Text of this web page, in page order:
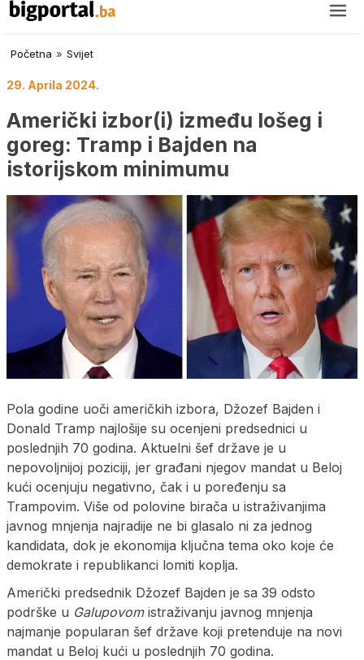
Početna » Svijet
29. Aprila 2024.
Američki izbor(i) između lošeg i
goreg: Tramp i Bajden na
istorijskom minimumu
Pola godine uoči američkih izbora, Džozef Bajden i
Donald Tramp najlošije su ocenjeni predsednici u
poslednjih 70 godina. Aktuelni šef države je u
nepovoljnijoj poziciji, jer građani njegov mandat u Beloj
kući ocenjuju negativno, čak i u poređenju sa
Trampovim. Više od polovine birača u istraživanjima
javnog mnjenja najradije ne bi glasalo ni za jednog
kandidata, dok je ekonomija ključna tema oko koje će
demokrate i republikanci lomiti koplja.
Američki predsednik Džozef Bajden je sa 39 odsto
podrške u Galupovomistraživanju javnog mnjenja
najmanje popularan šef države koji pretenduje na novi
mandat u Beloj kući u poslednjih 70 godina.